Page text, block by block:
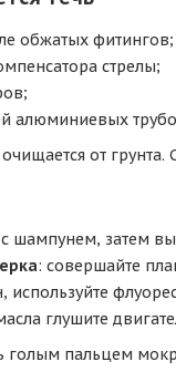
обжатых фитингов;
стрелы;
алюминиевых
от
затем
: совершайте
используйте
глушите
голым пальцем